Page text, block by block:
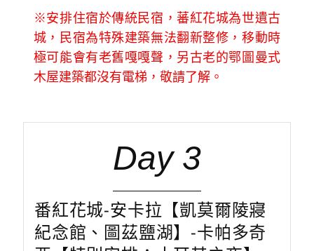
※安排住宿於傳統民宿，蕃紅花城為世遺古
城，民宿為特殊建築無法翻新整修，移動時
極可能會有老舊嘎嘎聲，另古老的鄂圖曼式
木屋建築都沒有電梯，敬請了解。
Day 3
番紅花城-安卡拉【凱莫爾陵寢
紀念館、圖茲鹽湖】-卡帕多奇